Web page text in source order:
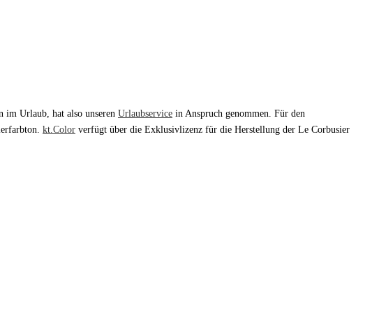
im Urlaub, hat also unseren Urlaubservice in Anspruch genommen. Für den
kt.Color verfügt über die Exklusivlizenz für die Herstellung der Le Corbusier